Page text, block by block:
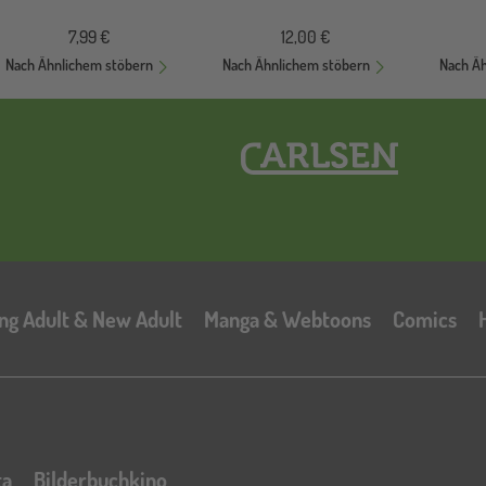
7,99 €
Nach Ähnlichem stöbern
12,00 €
Nach Ähnlichem stöbern Nach
Hauptnavigation
Adult & New Adult Manga & Webtoons Comics
Bilderbuchkino